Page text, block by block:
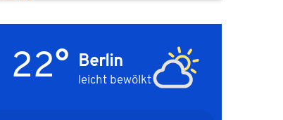
Berlin
leicht bewölkt
22°